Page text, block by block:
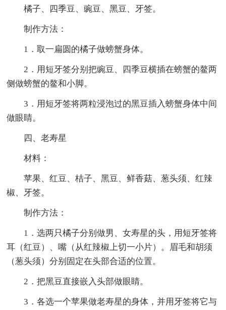
橘子、四季豆、豌豆、黑豆、牙签。
制作方法：
1．取一扁圆的橘子做螃蟹身体。
2．用短牙签分别把豌豆、四季豆横插在螃蟹的鳌两
侧做螃蟹的鳌和小脚。
3．用短牙签将两粒浸泡过的黑豆插入螃蟹身体中间
做眼睛。
四、老寿星
材料：
苹果、红豆、桔子、黑豆、鲜香菇、葱头须、红辣
椒、牙签。
制作方法：
1．选两只橘子分别做男、女寿星的头，用短牙签将
耳（红豆）、嘴（从红辣椒上切一小片）。眉毛和胡须
（葱头须）分别固定在头部合适的位置。
2．把黑豆直接嵌入头部做眼睛。
3．各选一个苹果做老寿星的身体，并用牙签将它与